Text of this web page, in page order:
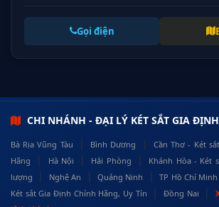
Gọi điện
CHI NHÁNH - ĐẠI LÝ KÉT SẮT GIA
Bà Rịa Vũng Tàu | Bình Dương |
Cần Thơ - Két
Hãng
| Hà Nội | Hải Phòng |
Khánh Hòa - Két
lượng
| Nghệ An | Quảng Ninh | TP Hồ Chí Minh
Két sắt Gia Định Chính Hãng, Uy Tín
| Đồng Nai |